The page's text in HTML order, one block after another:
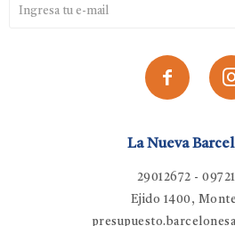
La Nueva
29012672 -
Ejido 1400,
